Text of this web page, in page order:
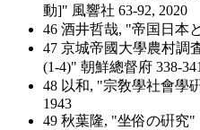
動]" 風響社 63-92, 2020
46 酒井哲哉, "帝国日本
47 京城帝國大學農村調
(1-4)" 朝鮮總督府 338-
48 以和, "宗敎學社會學
1943
49 秋葉隆, "坐俗の硏究"